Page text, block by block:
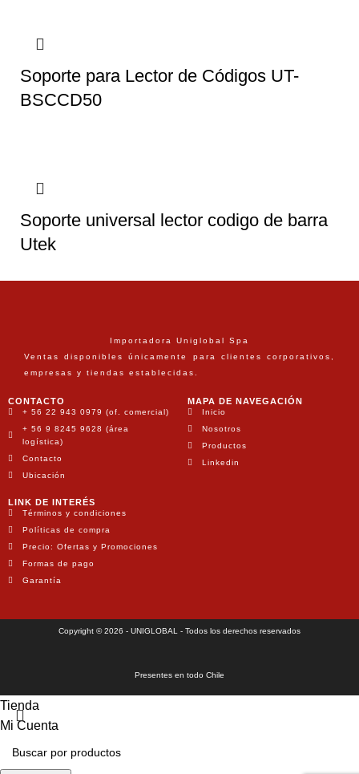
Soporte para Lector de Códigos UT-
BSCCD50
Soporte universal lector codigo de barra
Utek
Importadora Uniglobal Spa
Ventas disponibles únicamente para clientes corporativos,
empresas y tiendas establecidas.
CONTACTO
+ 56 22 943 0979 (of. comercial)
+ 56 9 8245 9628 (área
logística)
Contacto
Ubicación
MAPA DE NAVEGACIÓN
Inicio
Nosotros
Productos
Linkedin
LINK DE INTERÉS
Términos y condiciones
Políticas de compra
Precio: Ofertas y Promociones
Formas de pago
Garantía
Copyright © 2026 - UNIGLOBAL - Todos los derechos reservados
Presentes en todo Chile
Tienda
Mi Cuenta